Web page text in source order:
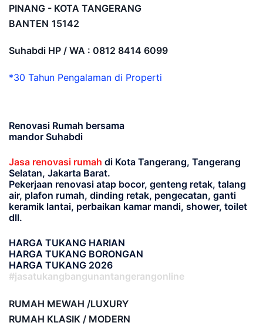
PINANG - KOTA TANGERANG
BANTEN 15142
Suhabdi HP / WA : 0812 8414 6099
*30 Tahun Pengalaman di Properti
Renovasi Rumah bersama
mandor Suhabdi
Jasa renovasi rumah di Kota Tangerang, Tangerang
Selatan, Jakarta Barat.
Pekerjaan renovasi atap bocor, genteng retak, talang
air, plafon rumah, dinding retak, pengecatan, ganti
keramik lantai, perbaikan kamar mandi, shower, toilet
dll.
HARGA TUKANG HARIAN
HARGA TUKANG BORONGAN
HARGA TUKANG 2026
#jasatukangbangunantangerangonline
RUMAH MEWAH /LUXURY
RUMAH KLASIK / MODERN